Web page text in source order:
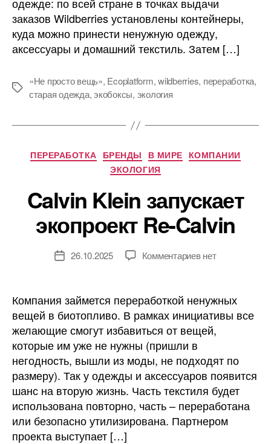
вещей
заказов Wildberries установлены контейнеры,
куда можно принести ненужную одежду,
аксессуары и домашний текстиль. Затем […]
Метки
«Не просто вещь», Ecoplatform,wildberries, переработка,
старая одежда,экобоксы, экология
Рубрики
ПЕРЕРАБОТКА БРЕНДЫ В МИРЕ КОМПАНИИ
ЭКОЛОГИЯ
Calvin Klein запускает
экопроект Re-Calvin
Дата26.10.2025 Комментариевк
запускает
экопроект
Re-
нет
Компания займется переработкой ненужных
вещей в биотопливо. В рамках инициативы все
желающие смогут избавиться от вещей,
которые им уже не нужны (пришли в
негодность, вышли из моды, не подходят по
размеру). Так у одежды и аксессуаров появится
шанс на вторую жизнь. Часть текстиля будет
использована повторно, часть – переработана
или безопасно утилизирована. Партнером
проекта выступает […]